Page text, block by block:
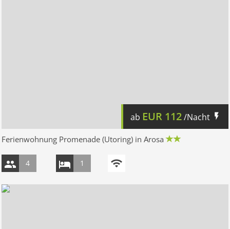
ab EUR 112/Nacht
Ferienwohnung Promenade (Utoring) in Arosa
4 1